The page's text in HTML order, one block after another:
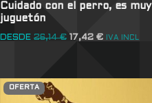
Cuidado con el perro, es muy
juguetón
DESDE 26,14€ 17,42 € IVA INCL
OFERTA